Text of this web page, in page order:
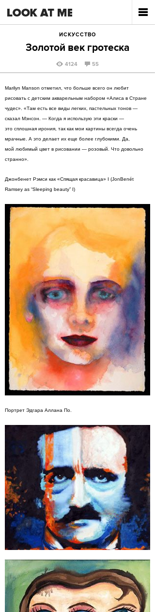
ИСКУССТВО
Золотой век гротеска
4124 55
Marilyn Manson отметил, что больше всего он любит
рисовать с детским акварельным набором «Алиса в Стране
чудес». «Там есть все виды легких, пастельных тонов —
сказал Мэнсон. — Когда я использую эти краски —
это сплошная ирония, так как мои картины всегда очень
мрачные. А это делает их еще более глубокими. Да,
мой любимый цвет в рисовании — розовый. Что довольно
странно».
Джонбенет Рэмси как «Спящая красавица» I (JonBenét
Ramsey as “Sleeping beauty” I)
Портрет Эдгара Аллана По.